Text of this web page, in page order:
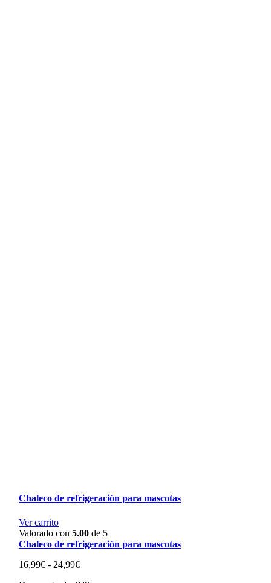
Chaleco de refrigeración para mascotas
Ver carrito
Valorado con5.00 de 5
Chaleco de refrigeración para mascotas
16,99€ - 24,99€Rango